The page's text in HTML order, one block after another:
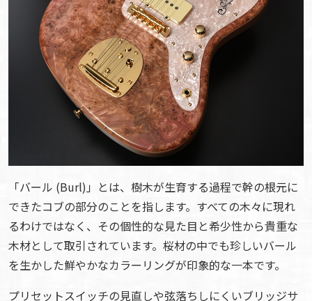
「バール (Burl)」とは、樹木が生育する過程で幹の根元に
できたコブの部分のことを指します。すべての木々に現れ
るわけではなく、その個性的な見た目と希少性から貴重な
木材として取引されています。桜材の中でも珍しいバール
を生かした鮮やかなカラーリングが印象的な一本です。
プリセットスイッチの見直しや弦落ちしにくいブリッジサ